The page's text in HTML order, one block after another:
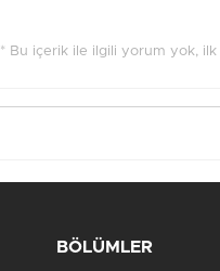
* Bu içerik ile ilgili yorum yok, ilk
BÖLÜMLER